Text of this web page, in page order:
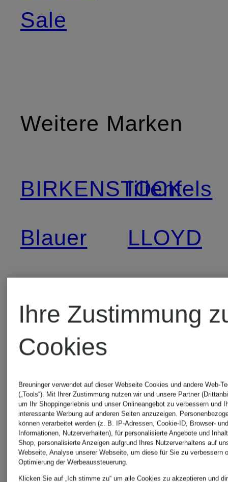
Sale
Weitere Marken
BIRKENSTOCK
Blauer
DOUCAL'S
FILLING
GIUSEPPE
ZANOTTI
lilienfels
LLOYD
MISSONI
NUBIKK
Salvatore
Ihre Zustimmung
Cookies
Breuninger verwendet auf dieser Webseite Cookies und andere Web-
(„Tools“). Mit Ihrer Zustimmung nutzen wir und unsere Partner
um Ihr Shoppingerlebnis und unser Onlineangebot zu verbessern und
interessante Werbung auf anderen Seiten anzuzeigen.
können verarbeitet werden (z. B. IP-Adressen, Cookie-ID, Browser-
Informationen, Nutzerverhalten), für personalisierte Angebote und
Shop, personalisierte Anzeigen aufgrund Ihres Nutzerverhaltens auf
Webseite, Analyse unserer Webseite, um diese für Sie zu verbessern
Optimierung der Werbeaussteuerung.
Klicken Sie auf „Ich stimme zu“ um alle Cookies zu akzeptieren und